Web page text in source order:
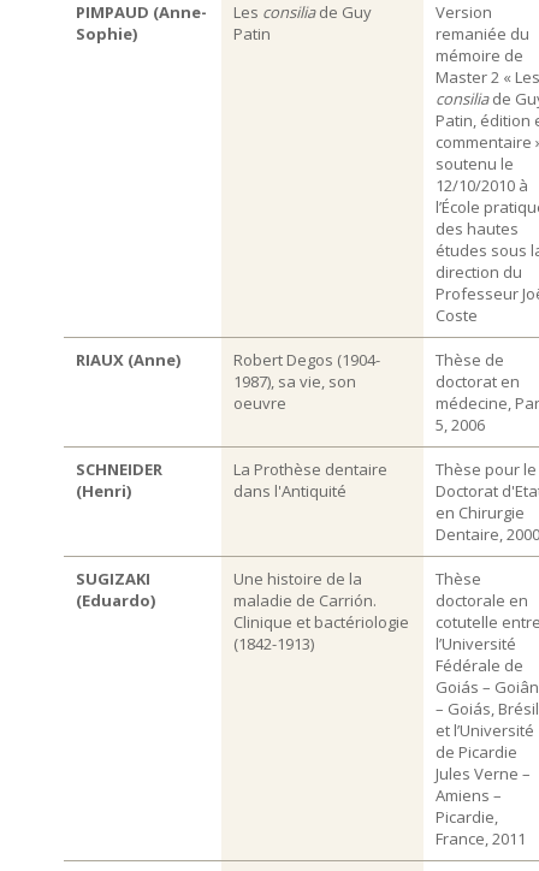
PIMPAUD (Anne-
Sophie)
Les consiliade Guy
Patin
Version
remaniée du
mémoire de
Master 2 « Les
consiliade
Patin, édition
commentaire
soutenu le
12/10/2010 à
l’École
des hautes
études sous
direction du
Professeur
Coste
RIAUX (Anne)
Robert Degos (1904-
1987), sa vie, son
oeuvre
Thèse de
doctorat en
médecine,
5, 2006
SCHNEIDER
(Henri)
La Prothèse dentaire
dans l'Antiquité
Thèse pour le
Doctorat
en Chirurgie
Dentaire, 2000
SUGIZAKI
(Eduardo)
Une histoire de la
maladie de Carrión.
Clinique et bactériologie
(1842-1913)
Thèse
doctorale en
cotutelle
l’Université
Fédérale de
Goiás –
– Goiás, Brésil
et l’Université
de Picardie
Jules Verne –
Amiens –
Picardie,
France, 2011